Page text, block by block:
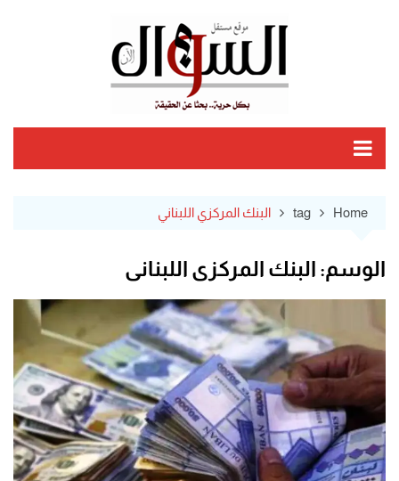
Home
tag البنك المركزي اللبناني
الوسم: البنك المركزي اللبناني